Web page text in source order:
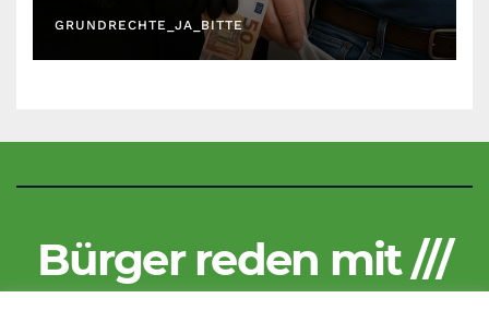
GRUNDRECHTE_JA_BITTE
Bürger reden mit ///